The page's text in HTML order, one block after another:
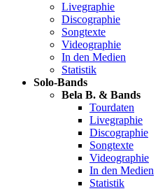
Livegraphie
Discographie
Songtexte
Videographie
In den Medien
Statistik
Solo-Bands
Bela B. & Bands
Tourdaten
Livegraphie
Discographie
Songtexte
Videographie
In den Medien
Statistik